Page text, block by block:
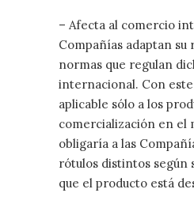
– Afecta al comercio
Compañías adaptan su
normas que regulan
internacional. Con
aplicable sólo a los
comercialización en el
obligaría a las
rótulos distintos según
que el producto está